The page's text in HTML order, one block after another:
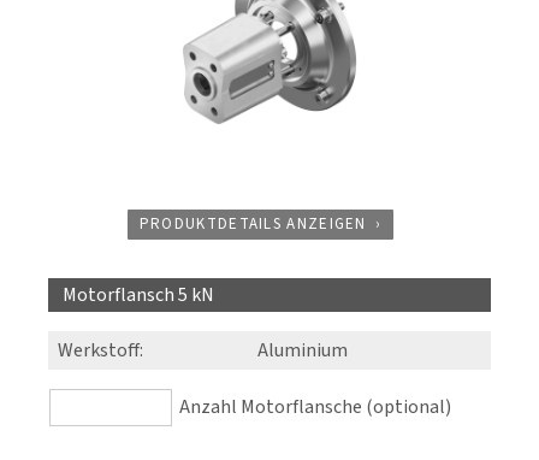
PRODUKTDETAILS ANZEIGEN
Motorflansch 5 kN
Werkstoff: Aluminium
Anzahl Motorflansche (optional)